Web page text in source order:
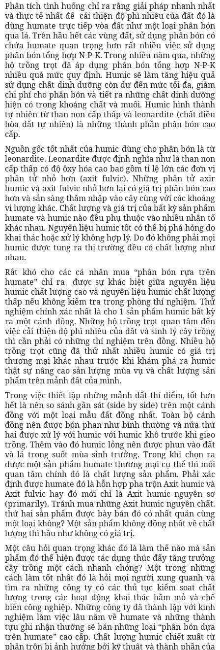
Phân tích tình huống chỉ ra rằng giải pháp nhanh nhất
và thực tế nhất để cải thiện độ phì nhiêu của đất đó là
dùng humate trực tiếp vòa đất như một loại phân bón
qua lá. Trên hầu hết các vùng đất, sử dụng phân bón có
chứa humate quan trọng hơn rất nhiều việc sử dụng
phân bón tổng hợp N-P-K. Trong nhiều năm qua, những
hộ trồng trọt đã áp dụng phân bón tổng hợp N-P-K
nhiều quá mức quy định. Humic sẽ làm tăng hiệu quả
sử dụng chất dinh dưỡng còn dư đến mức tối đa, giảm
chi phí cho phân bón và tiết ra những chất dinh dưỡng
hiện có trong khoáng chất và muối. Humic hình thành
tự nhiên từ than non cấp thấp và leonardite (chất điều
hòa đất tự nhiên) là những thành phần phân bón cao
cấp.
Nguồn gốc tốt nhất của humic dùng cho phân bón là từ
leonardite. Leonardite được định nghĩa như là than non
cấp thấp có độ ôxy hóa cao bao gồm tỉ lệ lớn các đơn vị
phân tử nhỏ hơn (axit fulvic). Những phân tử axir
humic và axit fulvic nhỏ hơn lại có giá trị phân bón cao
hơn và sẵn sàng thâm nhập vào cây cùng với các khoáng
vi lượng khác. Chất lượng và giá trị của bất kỳ sản phẩm
humate và humic nào đều phụ thuộc vào nhiều nhân tố
khác nhau. Nguyên liệu humic tốt có thể bị phá hỏng do
khai thác hoặc xử lý không hợp lý. Do đó không phải mọi
humic được tung ra thị trường đều có chất lượng như
nhau.
Rất khó cho các cá nhân mua “phân bón rựa trên
humate” chỉ ra được sự khác biệt giữa nguyên liệu
humic chất lượng cao và nguyên liệu humic chất lượng
thấp nếu không kiểm tra trong phòng thí nghiệm. Thử
nghiệm chính xác nhất là cho 1 sản phẩm humic bất kỳ
ra một cánh đồng. Những hộ trồng trọt quan tâm đến
việc cải thiện độ phì nhiêu của đất và sinh lý cây trồng
thì cần phải có những thí nghiệm trên đồng. Nhiều hộ
trồng trọt cũng đã thử nhất nhiều humic có giá trị
thương mại khác nhau trước khi khám phá ra humic
thật sự nâng cao sản lượng mùa vụ và chất lượng sản
phẩm trên mảnh đất của mình.
Trong việc thiết lập những mảnh đất thí điểm, tốt hơn
hết là nên so sánh gần sát (side by side) trên một cánh
đồng với một loại mẫu đất đồng nhất. Toàn bộ cánh
đồng nên được bón phan như bình thường và nửa thứ
hai được xử lý với humic với humic khô trước khi gieo
trồng. Thêm vào đó humic lỏng nên được phun vào đất
và lá trong suốt mùa sinh trưởng. Trong khi chọn ra
được một sản phẩm humate thương mại cụ thể thì mối
quan tâm chính đó là chất lượng sản phẩm. Phải xác
định được humate đó là hỗn hợp pha trộn Axit humic và
Axit fulvic hay đó mới chỉ là Axit humic nguyên sơ
(primarily). Tránh mua những Axit humic nguyên chất.
thứ hai sản phẩm được bày bán đó có nhất quán cùng
một loại không? Một sản phẩm không đồng nhất về chất
lượng thì hầu như không có giá trị.
Một câu hỏi quan trọng khác đó là làm thế nào mà sản
phẩm đó thể hiện được tác dụng thúc đẩy tăng trưởng
cây trồng một cách nhanh chóng? Một trong những
cách làm tốt nhất đó là hỏi mọi người xung quanh và
tìm ra những công ty có các thủ tục kiểm soat chất
lượng trong các hoạt động khai thác hầm mỏ và chế
biến công nghiệp. Những công ty đã thành lập với kinh
nghiệm làm việc lâu năm về humate và những thành
tựu ghi nhận thường sẽ bán những loại “phân bón dựa
trên humate” cao cấp. Chất lượng humic chiết xuất từ
phân trộn bị ảnh hưởng bởi kỹ thuật và thành phần của